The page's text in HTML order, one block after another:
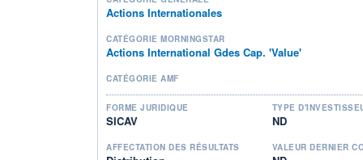
Actions Internationales
CATÉGORIE MORNINGSTAR
Actions International Gdes Cap. 'Value'
CATÉGORIE AMF
FORME JURIDIQUE
SICAV
TYPE
ND
AFFECTATION DES RÉSULTATS VALEUR DERNIER